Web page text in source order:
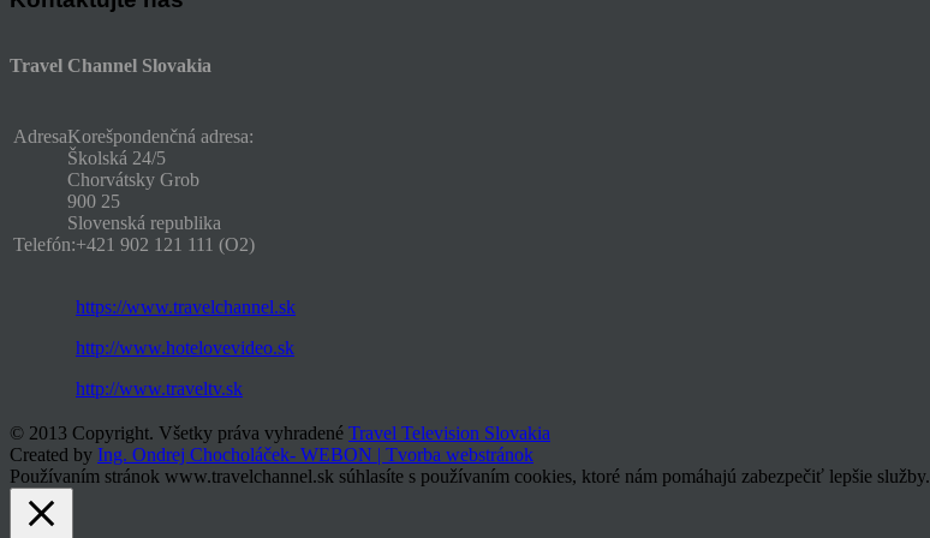
Travel Channel Slovakia
AdresaKorešpondenčná adresa:
Školská 24/5
Chorvátsky Grob
900 25
Slovenská republika
Telefón:+421 902 121 111 (O2)
https://www.travelchannel.sk
http://www.hotelovevideo.sk
http://www.traveltv.sk
© 2013 Copyright. Všetky práva vyhradené Travel Television Slovakia
Created by Ing. Ondrej Chocholáček- WEBON | Tvorba webstránok
Používaním stránok www.travelchannel.sk súhlasíte s používaním cookies, ktoré nám pomáhajú zabezpečiť lepšie služby.